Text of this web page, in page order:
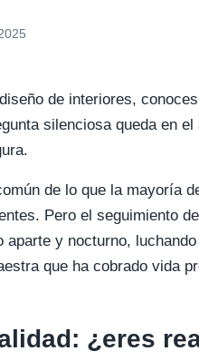
de interiores,
silenciosa queda en
de lo que la mayoría
Pero el seguimiento
aparte y nocturno,
que ha cobrado vida
¿eres